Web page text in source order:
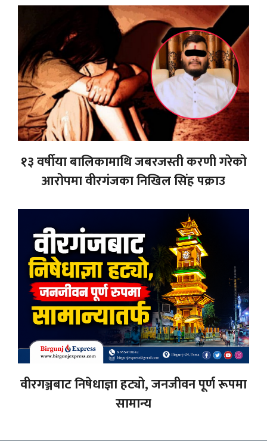
१३ वर्षीया बालिकामाथि जबरजस्ती करणी गरेको
आरोपमा वीरगंजका निखिल सिंह पक्राउ
वीरगञ्जबाट निषेधाज्ञा हट्यो, जनजीवन पूर्ण रूपमा
सामान्य